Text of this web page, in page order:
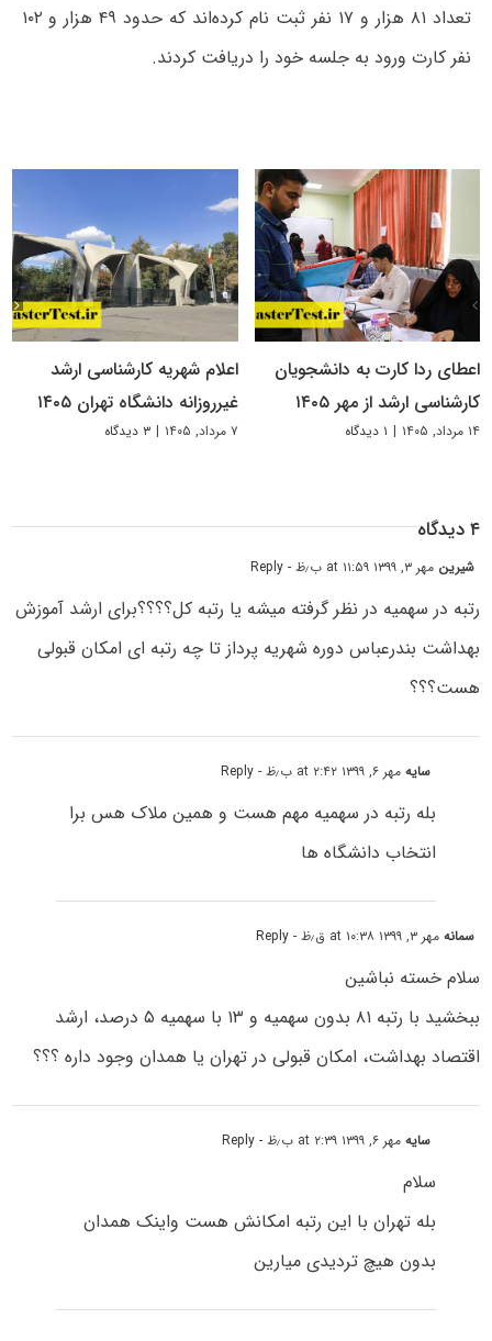
تعداد ۸۱ هزار و ۱۷ نفر ثبت نام کرده‌اند که حدود ۴۹ هزار و ۱۰۲
نفر کارت ورود به جلسه خود را دریافت کردند.
اعطای ردا کارت به دانشجویان
کارشناسی ارشد از مهر ۱۴۰۵
۱۴ مرداد, ۱۴۰۵ | ۱ دیدگاه
اعلام شهریه کارشناسی ارشد
غیرروزانه دانشگاه تهران ۱۴۰۵
۷ مرداد, ۱۴۰۵ | ۳ دیدگاه
۴ دیدگاه
شیرین مهر ۳, ۱۳۹۹ at ۱۱:۵۹ ب٫ظ - Reply
رتبه در سهمیه در نظر گرفته میشه یا رتبه کل؟؟؟؟برای ارشد آموزش
بهداشت بندرعباس دوره شهریه پرداز تا چه رتبه ای امکان قبولی
هست؟؟؟
سایهمهر ۶, ۱۳۹۹ at ۲:۴۲ ب٫ظ - Reply
بله رتبه در سهمیه مهم هست و همین ملاک هس برا
انتخاب دانشگاه ها
سمانهمهر ۳, ۱۳۹۹ at ۱۰:۳۸ ق٫ظ - Reply
سلام خسته نباشین
ببخشید با رتبه ۸۱ بدون سهمیه و ۱۳ با سهمیه ۵ درصد، ارشد
اقتصاد بهداشت، امکان قبولی در تهران یا همدان وجود داره ؟؟؟
سایهمهر ۶, ۱۳۹۹ at ۲:۳۹ ب٫ظ - Reply
سلام
بله تهران با این رتبه امکانش هست واینک همدان
بدون هیچ تردیدی میارین